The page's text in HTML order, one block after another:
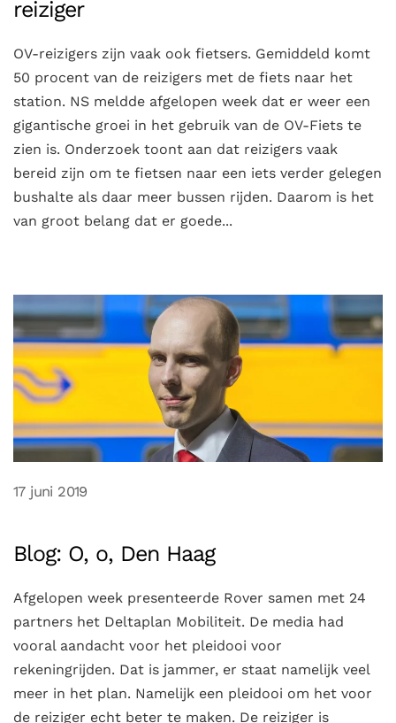
reiziger
OV-reizigers zijn vaak ook fietsers. Gemiddeld komt
50 procent van de reizigers met de fiets naar het
station. NS meldde afgelopen week dat er weer een
gigantische groei in het gebruik van de OV-Fiets te
zien is. Onderzoek toont aan dat reizigers vaak
bereid zijn om te fietsen naar een iets verder gelegen
bushalte als daar meer bussen rijden. Daarom is het
van groot belang dat er goede...
17 juni 2019
Blog: O, o, Den Haag
Afgelopen week presenteerde Rover samen met 24
partners het Deltaplan Mobiliteit. De media had
vooral aandacht voor het pleidooi voor
rekeningrijden. Dat is jammer, er staat namelijk veel
meer in het plan. Namelijk een pleidooi om het voor
de reiziger echt beter te maken. De reiziger is